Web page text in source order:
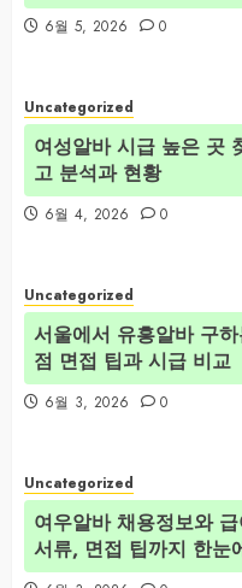
6월 5, 2026 0
Uncategorized
여성알바 시급 높은 곳
고 분석과 현황
6월 4, 2026 0
Uncategorized
서울에서 유흥알바 구
점 면접 팁과 시급 비교
6월 3, 2026 0
Uncategorized
여우알바 채용정보와
서류, 면접 팁까지 한눈